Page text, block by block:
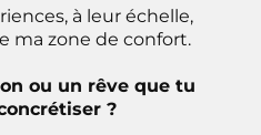
à leur échelle,
ma zone de confort.
ou un rêve que tu
?